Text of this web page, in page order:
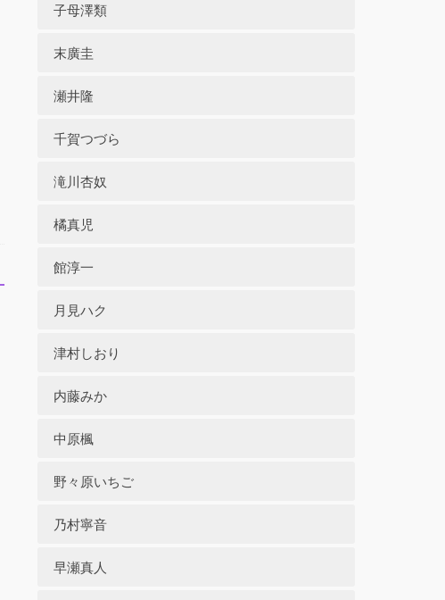
子母澤類
末廣圭
瀬井隆
千賀つづら
滝川杏奴
橘真児
館淳一
月見ハク
津村しおり
内藤みか
中原楓
野々原いちご
乃村寧音
早瀬真人